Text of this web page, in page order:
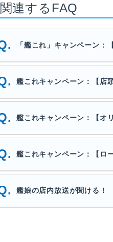
関連するFAQ
「艦これ」キャンペーン：
艦これキャンペーン：【店
艦これキャンペーン：【オ
艦これキャンペーン：【ロ
艦娘の店内放送が聞ける！